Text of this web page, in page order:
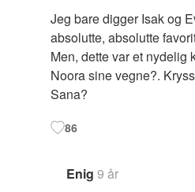
Jeg bare digger Isak og
absolutte, absolutte
Men, dette var et nydelig
Noora sine vegne?.
Sana?
86
Enig 9 år